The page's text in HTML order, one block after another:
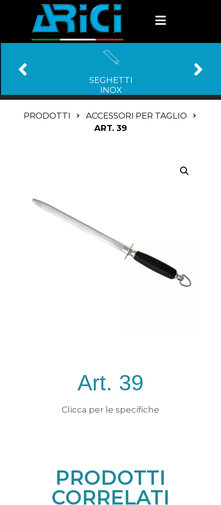
SEGHETTI
INOX
PRODOTTI
ACCESSORI PER TAGLIO
ART. 39
Art. 39
Clicca per le specifiche
PRODOTTI
CORRELATI